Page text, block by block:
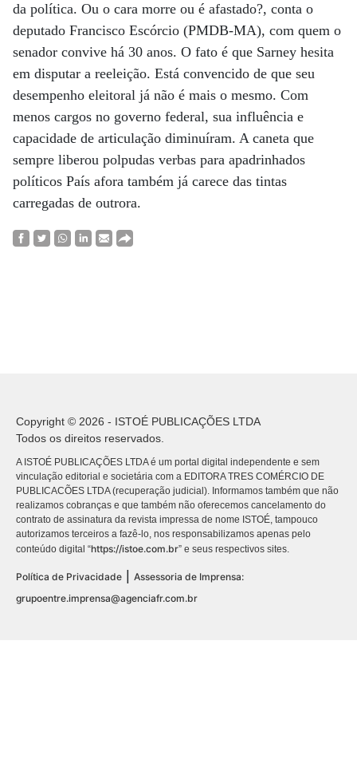
da política. Ou o cara morre ou é afastado?, conta o
deputado Francisco Escórcio (PMDB-MA), com quem o
senador convive há 30 anos. O fato é que Sarney hesita
em disputar a reeleição. Está convencido de que seu
desempenho eleitoral já não é mais o mesmo. Com
menos cargos no governo federal, sua influência e
capacidade de articulação dimi­nuíram. A caneta que
sempre liberou polpudas verbas para apadrinhados
políticos País afora também já carece das tintas
carregadas de outrora.
Copyright © 2026 - ISTOÉ PUBLICAÇÕES LTDA
Todos os direitos reservados.
A ISTOÉ PUBLICAÇÕES LTDA é um portal digital independente e sem
vinculação editorial e societária com a EDITORA TRES COMÉRCIO DE
PUBLICACÕES LTDA (recuperação judicial). Informamos também que não
realizamos cobranças e que também não oferecemos cancelamento do
contrato de assinatura da revista impressa de nome ISTOÉ, tampouco
autorizamos terceiros a fazê-lo, nos responsabilizamos apenas pelo
conteúdo digital “https://istoe.com.br” e seus respectivos sites.
Política de Privacidade
Assessoria de Imprensa:
grupoentre.imprensa@agenciafr.com.br